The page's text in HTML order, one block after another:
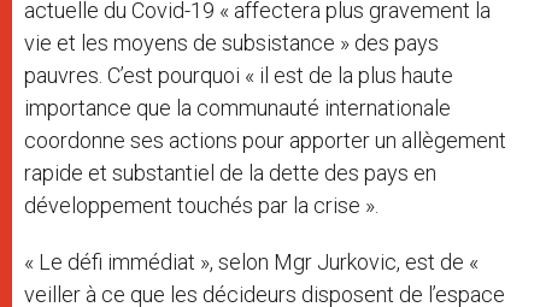
actuelle du Covid-19 « affectera plus gravement la
vie et les moyens de subsistance » des pays
pauvres. C’est pourquoi « il est de la plus haute
importance que la communauté internationale
coordonne ses actions pour apporter un allègement
rapide et substantiel de la dette des pays en
développement touchés par la crise ».
« Le défi immédiat », selon Mgr Jurkovic, est de «
veiller à ce que les décideurs disposent de l’espace